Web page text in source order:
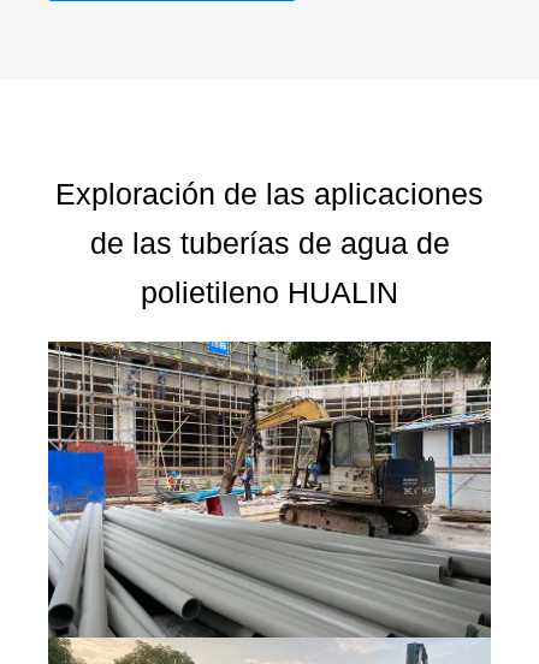
Exploración de las aplicaciones
de las tuberías de agua de
polietileno HUALIN